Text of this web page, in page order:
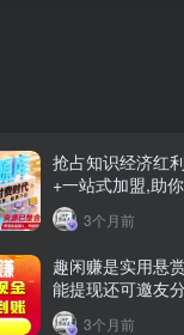
抢占知识经济红
+一站式加盟,助
3个月前
趣闲赚是实用悬
能提现还可邀友
3个月前